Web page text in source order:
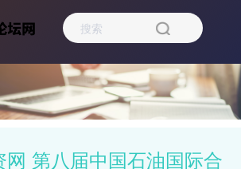
第八届中国石油国际合